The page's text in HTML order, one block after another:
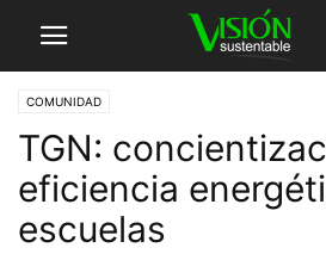
COMUNIDAD
TGN:
eficiencia
escuelas